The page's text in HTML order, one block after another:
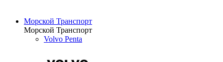
Морской Транспорт
Морской Транспорт
Volvo Penta